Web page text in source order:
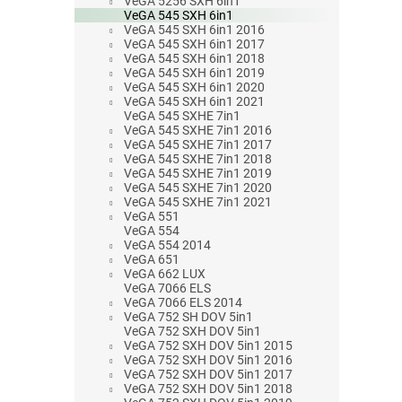
VeGA 545 SXH 6in1
VeGA 545 SXH 6in1 2016
VeGA 545 SXH 6in1 2017
VeGA 545 SXH 6in1 2018
VeGA 545 SXH 6in1 2019
VeGA 545 SXH 6in1 2020
VeGA 545 SXH 6in1 2021
VeGA 545 SXHE 7in1
VeGA 545 SXHE 7in1 2016
VeGA 545 SXHE 7in1 2017
VeGA 545 SXHE 7in1 2018
VeGA 545 SXHE 7in1 2019
VeGA 545 SXHE 7in1 2020
VeGA 545 SXHE 7in1 2021
VeGA 551
VeGA 554
VeGA 554 2014
VeGA 651
VeGA 662 LUX
VeGA 7066 ELS
VeGA 7066 ELS 2014
VeGA 752 SH DOV 5in1
VeGA 752 SXH DOV 5in1
VeGA 752 SXH DOV 5in1 2015
VeGA 752 SXH DOV 5in1 2016
VeGA 752 SXH DOV 5in1 2017
VeGA 752 SXH DOV 5in1 2018